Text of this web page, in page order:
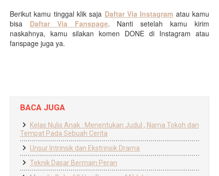
Berikut kamu tinggal klik saja Daftar Via Instagram atau kamu
bisa Daftar Via Fanspage. Nanti setelah kamu kirim
naskahnya, kamu silakan komen DONE di Instagram atau
fanspage juga ya.
BACA JUGA
Kelas Nulis Anak : Menentukan Judul , Nama Tokoh dan
Tempat Pada Sebuah Cerita
Unsur Intrinsik dan Ekstrinsik Drama
Teknik Dasar Bermain Peran